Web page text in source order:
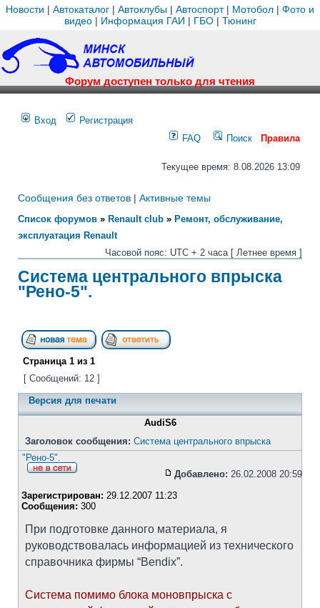
Новости | Автокаталог | Автоклубы | Автоспорт| Мотобол | Фото и
видео| Информация ГАИ | ГБО| Тюнинг
Форум доступен только для чтения
Вход
Регистрация
FAQ
Поиск Правила
Текущее время: 8.08.2026 13:09
Сообщения без ответов | Активные темы
Список форумов » Renault club » Ремонт, обслуживание,
эксплуатация Renault
Часовой пояс: UTC + 2 часа [ Летнее время ]
Система центрального впрыска
"Рено-5".
Страница 1 из 1
[ Сообщений: 12 ]
Версия для печати
AudiS6
Заголовок сообщения: Система центрального впрыска
"Рено-5".
Добавлено: 26.02.2008 20:59
Зарегистрирован: 29.12.2007 11:23
Сообщения: 300
При подготовке данного материала, я
руководствовалась информацией из технического
справочника фирмы “Bendix”.
Система помимо блока моновпрыска с